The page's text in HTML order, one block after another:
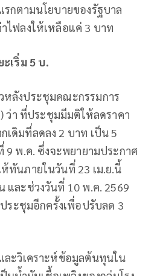
กตามนโยบายของรัฐบาล
ไฟลงให้เหลือแค่ 3 บาท
ะเริ่ม 5 บ.
หลังประชุมคณะกรรมการ
ว่า ที่ประชุมมีมติให้ลดราคา
เดิมที่ลดลง 2 บาท เป็น 5
9 พ.ค. ซึ่งจะพยายามประกาศ
ทันภายในวันที่ 23 เม.ย.นี้
และช่วงวันที่ 10 พ.ค. 2569
ระชุมอีกครั้งเพื่อปรับลด 3
ละวิเคราะห์ข้อมูลต้นทุนใน